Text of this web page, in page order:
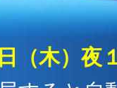
（木）夜